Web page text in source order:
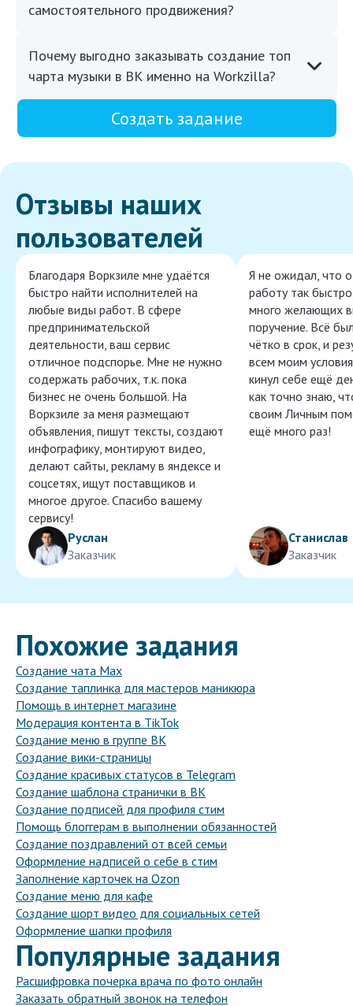
самостоятельного продвижения?
Почему выгодно заказывать создание топ
чарта музыки в ВК именно на Workzilla?
Создать задание
Отзывы наших
пользователей
Благодаря Воркзиле мне удаётся
быстро найти исполнителей на
любые виды работ. В сфере
предпринимательской
деятельности, ваш сервис
отличное подспорье. Мне не нужно
содержать рабочих, т.к. пока
бизнес не очень большой. На
Воркзиле за меня размещают
объявления, пишут тексты, создают
инфографику, монтируют видео,
делают сайты, рекламу в яндексе и
соцсетях, ищут поставщиков и
многое другое. Спасибо вашему
сервису!
Руслан
Заказчик
Я не ожидал, что
работу так
много желающих
поручение. Всё
чётко в срок, и
всем моим
кинул себе ещё
как точно знаю,
своим Личным
ещё много раз!
Станислав
Заказчик
Похожие задания
Создание чата Max
Создание таплинка для мастеров маникюра
Помощь в интернет магазине
Модерация контента в TikTok
Создание меню в группе ВК
Создание вики-страницы
Создание красивых статусов в Telegram
Создание шаблона странички в ВК
Создание подписей для профиля стим
Помощь блоггерам в выполнении обязанностей
Создание поздравлений от всей семьи
Оформление надписей о себе в стим
Заполнение карточек на Ozon
Создание меню для кафе
Создание шорт видео для социальных сетей
Оформление шапки профиля
Популярные задания
Расшифровка почерка врача по фото онлайн
Заказать обратный звонок на телефон